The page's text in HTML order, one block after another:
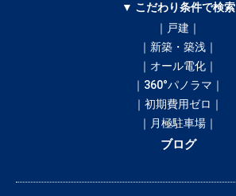
▼ こだわり条件で検索
｜戸建｜
｜新築・築浅｜
｜オール電化｜
｜360°パノラマ｜
｜初期費用ゼロ｜
｜月極駐車場｜
ブログ